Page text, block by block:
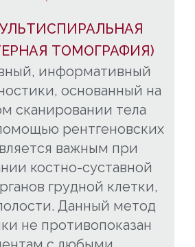
ТОМОГРАФИЯ)
информативный
основанный на
сканировании тела
рентгеновских
важным при
костно-суставной
грудной клетки,
Данный метод
не противопоказан